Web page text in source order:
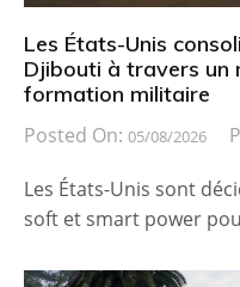
Les États-Unis
Djibouti à travers un
formation militaire
Posted On: 05/08/2026
Les États-Unis sont
soft et smart power